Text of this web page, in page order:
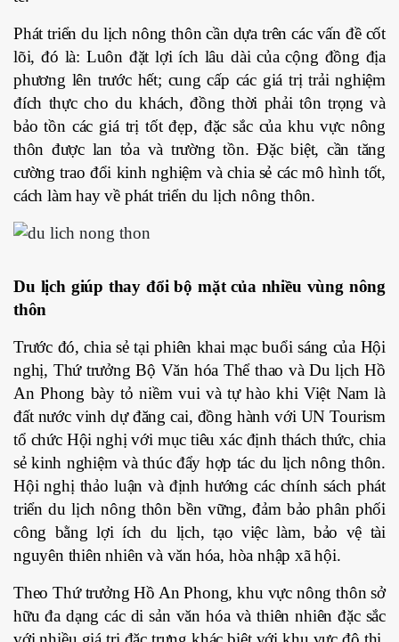
Phát triển du lịch nông thôn cần dựa trên các vấn đề cốt
lõi, đó là: Luôn đặt lợi ích lâu dài của cộng đồng địa
phương lên trước hết; cung cấp các giá trị trải nghiệm
đích thực cho du khách, đồng thời phải tôn trọng và
bảo tồn các giá trị tốt đẹp, đặc sắc của khu vực nông
thôn được lan tỏa và trường tồn. Đặc biệt, cần tăng
cường trao đổi kinh nghiệm và chia sẻ các mô hình tốt,
cách làm hay về phát triển du lịch nông thôn.
Du lịch giúp thay đổi bộ mặt của nhiều vùng nông
thôn
Trước đó, chia sẻ tại phiên khai mạc buổi sáng của Hội
nghị, Thứ trưởng Bộ Văn hóa Thể thao và Du lịch Hồ
An Phong bày tỏ niềm vui và tự hào khi Việt Nam là
đất nước vinh dự đăng cai, đồng hành với UN Tourism
tổ chức Hội nghị với mục tiêu xác định thách thức, chia
sẻ kinh nghiệm và thúc đẩy hợp tác du lịch nông thôn.
Hội nghị thảo luận và định hướng các chính sách phát
triển du lịch nông thôn bền vững, đảm bảo phân phối
công bằng lợi ích du lịch, tạo việc làm, bảo vệ tài
nguyên thiên nhiên và văn hóa, hòa nhập xã hội.
Theo Thứ trưởng Hồ An Phong, khu vực nông thôn sở
hữu đa dạng các di sản văn hóa và thiên nhiên đặc sắc